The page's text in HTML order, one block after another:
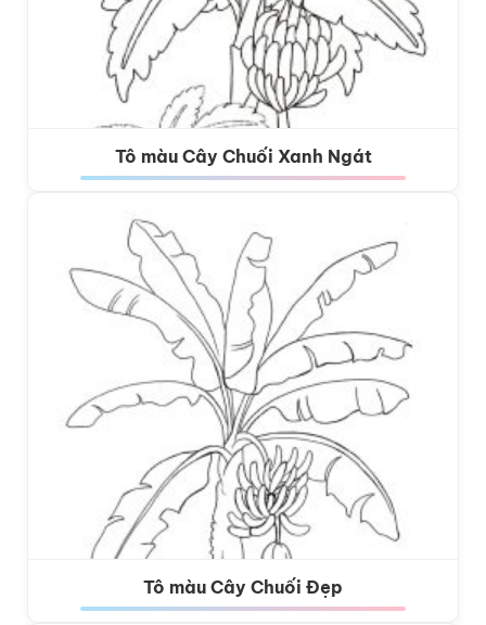
Tô màu Cây Chuối Xanh Ngát
Tô màu Cây Chuối Đẹp